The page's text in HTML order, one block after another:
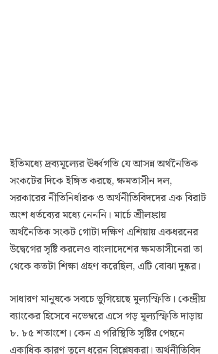
ইতিমধ্যে দ্রব্যমূল্যের ঊর্ধ্বগতি যে আসন্ন অর্থনৈতিক
সংকটের দিকে ইঙ্গিত করছে, ক্ষমতাসীন দল,
সরকারের নীতিনির্ধারক ও অর্থনীতিবিদদের এক বিরাট
অংশ ধর্তব্যের মধ্যে নেননি। মার্চে শ্রীলঙ্কায়
অর্থনৈতিক সংকট গোটা দক্ষিণ এশিয়ায় একধরনের
উদ্বেগের সৃষ্টি করলেও বাংলাদেশের ক্ষমতাসীনেরা তা
থেকে কতটা শিক্ষা গ্রহণ করেছিল, এটি বোঝা দুষ্কর।
সাধারণ মানুষকে সবচে ভুগিয়েছে মূল্যস্ফিতি। কেন্দ্রীয়
ব্যাংকের হিসেবে নভেম্বরে এসে গড় মূল্যস্ফিতি দাড়ায়
৮. ৮৫ শতাংশে। কেন এ পরিস্থিতি সৃষ্টির পেছনে